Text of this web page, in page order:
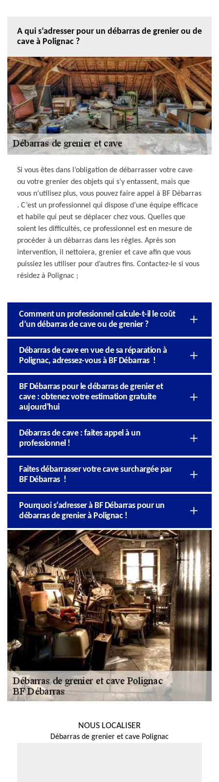
A qui s’adresser pour un débarras de grenier ou de
cave à Polignac ?
Si vous êtes dans l’obligation de débarrasser votre cave
ou votre grenier des objets qui s’y entassent, mais que
vous n’utilisez plus, vous pouvez faire appel à BF Débarras
. C’est un professionnel qui dispose d’une équipe efficace
et habile qui peut se déplacer chez vous. Quelles que
soient les difficultés, ce professionnel est en mesure de
procéder à un débarras dans les règles. Après son
intervention, il nettoiera, grenier et cave afin que vous
puissiez les utiliser pour d’autres fins. Contactez-le si vous
résidez à Polignac ;
Comment un professionnel calcule-t-il le coût
d’un débarras de cave ou de grenier ?
Débarras de cave en vue de sa réparation à
Polignac, adressez-vous à BF Débarras !
BF Débarras pour le débarras de grenier et
cave : obtenez votre estimation gratuite
aujourd'hui
Débarras de cave : faites appel à un
professionnel !
Faites débarrasser votre cave surchargée par
BF Débarras !
Pourquoi s’adresser à BF Débarras pour un
débarras de grenier à Polignac !
NOUS LOCALISER
Débarras de grenier et cave Polignac